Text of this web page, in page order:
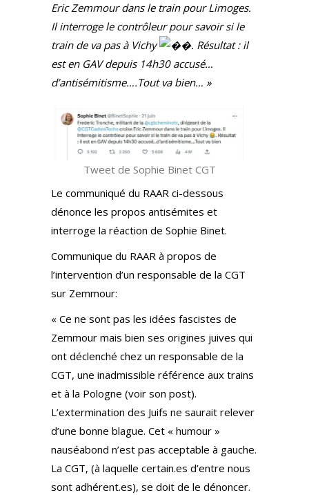
Eric Zemmour dans le train pour Limoges.
Il interroge le contrôleur pour savoir si le
train de va pas à Vichy
. Résultat : il
est en GAV depuis 14h30 accusé…
d’antisémitisme….Tout va bien… »
Tweet de Sophie Binet CGT
Le communiqué du RAAR ci-dessous
dénonce les propos antisémites et
interroge la réaction de Sophie Binet.
Communique du RAAR à propos de
l’intervention d’un responsable de la CGT
sur Zemmour:
« Ce ne sont pas les idées fascistes de
Zemmour mais bien ses origines juives qui
ont déclenché chez un responsable de la
CGT, une inadmissible référence aux trains
et à la Pologne (voir son post).
L’extermination des Juifs ne saurait relever
d’une bonne blague. Cet « humour »
nauséabond n’est pas acceptable à gauche.
La CGT, (à laquelle certain.es d’entre nous
sont adhérent.es), se doit de le dénoncer.